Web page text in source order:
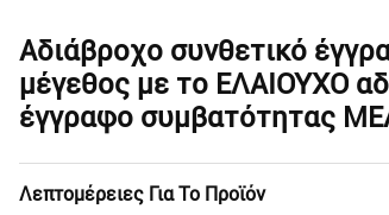
Αδιάβροχο συνθετικό
μέγεθος με το ΕΛΑΙΟΥΧΟ
έγγραφο συμβατότητας
Λεπτομέρειες Για Το Προϊόν